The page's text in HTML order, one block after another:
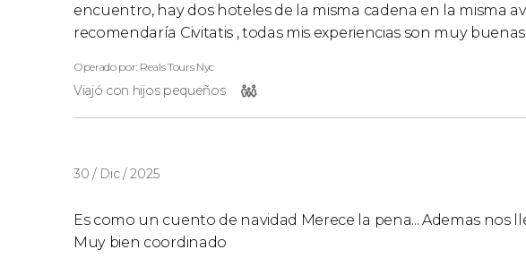
encuentro, hay dos hoteles de la misma cadena en la misma
recomendaría Civitatis , todas mis experiencias son muy
Operado por: Reals Tours Nyc
Viajó con hijos pequeños
30 / Dic / 2025
Es como un cuento de navidad Merece la pena... Ademas nos
Muy bien coordinado